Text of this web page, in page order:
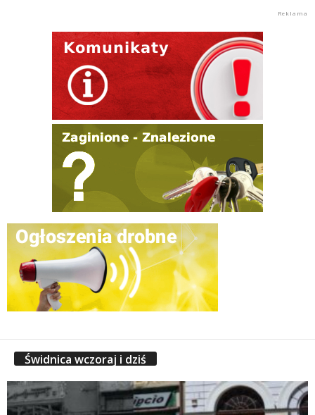
Świdnica wczoraj i dziś